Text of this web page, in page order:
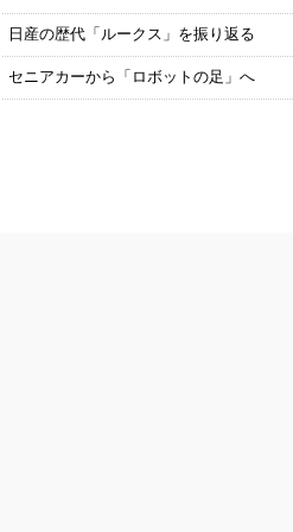
日産の歴代「ルークス」を振り返る
セニアカーから「ロボットの足」へ